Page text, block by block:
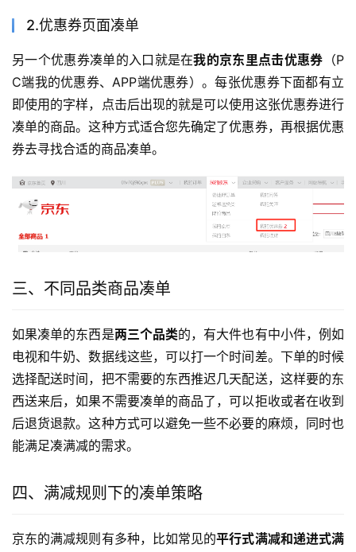
2.优惠券页面凑单
另一个优惠券凑单的入口就是在我的京东里点击优惠券 （P
C端我的优惠券、APP端优惠券）。每张优惠券下面都有立
即使用的字样，点击后出现的就是可以使用这张优惠券进行
凑单的商品。这种方式适合您先确定了优惠券，再根据优惠
券去寻找合适的商品凑单。
三、不同品类商品凑单
如果凑单的东西是两三个品类的，有大件也有中小件，例如
电视和牛奶、数据线这些，可以打一个时间差。下单的时候
选择配送时间，把不需要的东西推迟几天配送，这样要的东
西送来后，如果不需要凑单的商品了，可以拒收或者在收到
后退货退款。这种方式可以避免一些不必要的麻烦，同时也
能满足凑满减的需求。
四、满减规则下的凑单策略
京东的满减规则有多种，比如常见的平行式满减和递进式满